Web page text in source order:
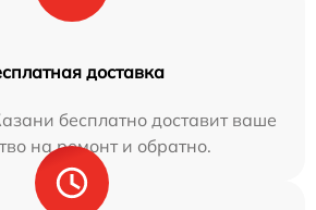
доставка
бесплатно доставит ваше
на ремонт и обратно.